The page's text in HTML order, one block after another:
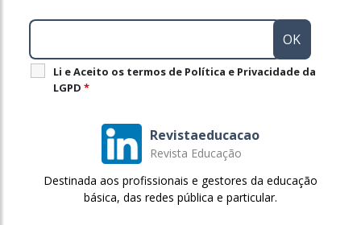
Li e Aceito os termos de Política e Privacidade da
LGPD *
Revistaeducacao
Revista Educação
Destinada aos profissionais e gestores da educação
básica, das redes pública e particular.